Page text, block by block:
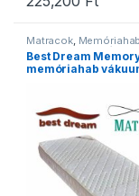
Matracok,
matracok, Ortopéd
Szivacs matracok,
matracok
Best Dream
memóriahab